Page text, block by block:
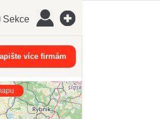
Sekce
více firmám